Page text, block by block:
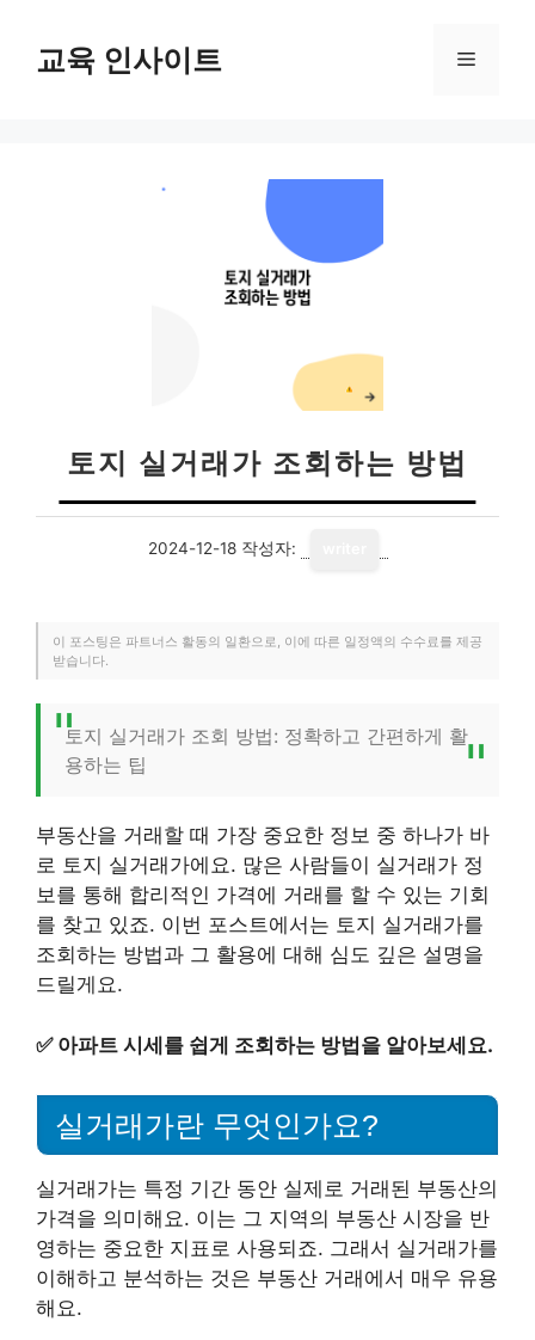
교육 인사이트 메
토지 실거래가 조회하는 방법
2024-12-18 작성자:
이 포스팅은 파트너스 활동의 일환으로, 이에 따른 일정액의 수수료를 제공
받습니다.
토지 실거래가 조회 방법: 정확하고 간편하게 활
용하는 팁
부동산을 거래할 때 가장 중요한 정보 중 하나가 바
로 토지 실거래가에요. 많은 사람들이 실거래가 정
보를 통해 합리적인 가격에 거래를 할 수 있는 기회
를 찾고 있죠. 이번 포스트에서는 토지 실거래가를
조회하는 방법과 그 활용에 대해 심도 깊은 설명을
드릴게요.
✅ 아파트 시세를 쉽게 조회하는 방법을 알아보세요.
실거래가란 무엇인가요?
실거래가는 특정 기간 동안 실제로 거래된 부동산의
가격을 의미해요. 이는 그 지역의 부동산 시장을 반
영하는 중요한 지표로 사용되죠. 그래서 실거래가를
이해하고 분석하는 것은 부동산 거래에서 매우 유용
해요.